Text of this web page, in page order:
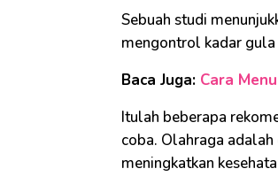
Sebuah studi
mengontrol kadar
Baca Juga: Cara
Itulah beberapa
coba. Olahraga
meningkatkan